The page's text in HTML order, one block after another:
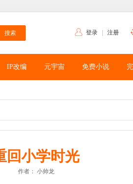
登录 注册
IP改编 元宇宙 免费小说
回小学时光
作者： 小帅龙